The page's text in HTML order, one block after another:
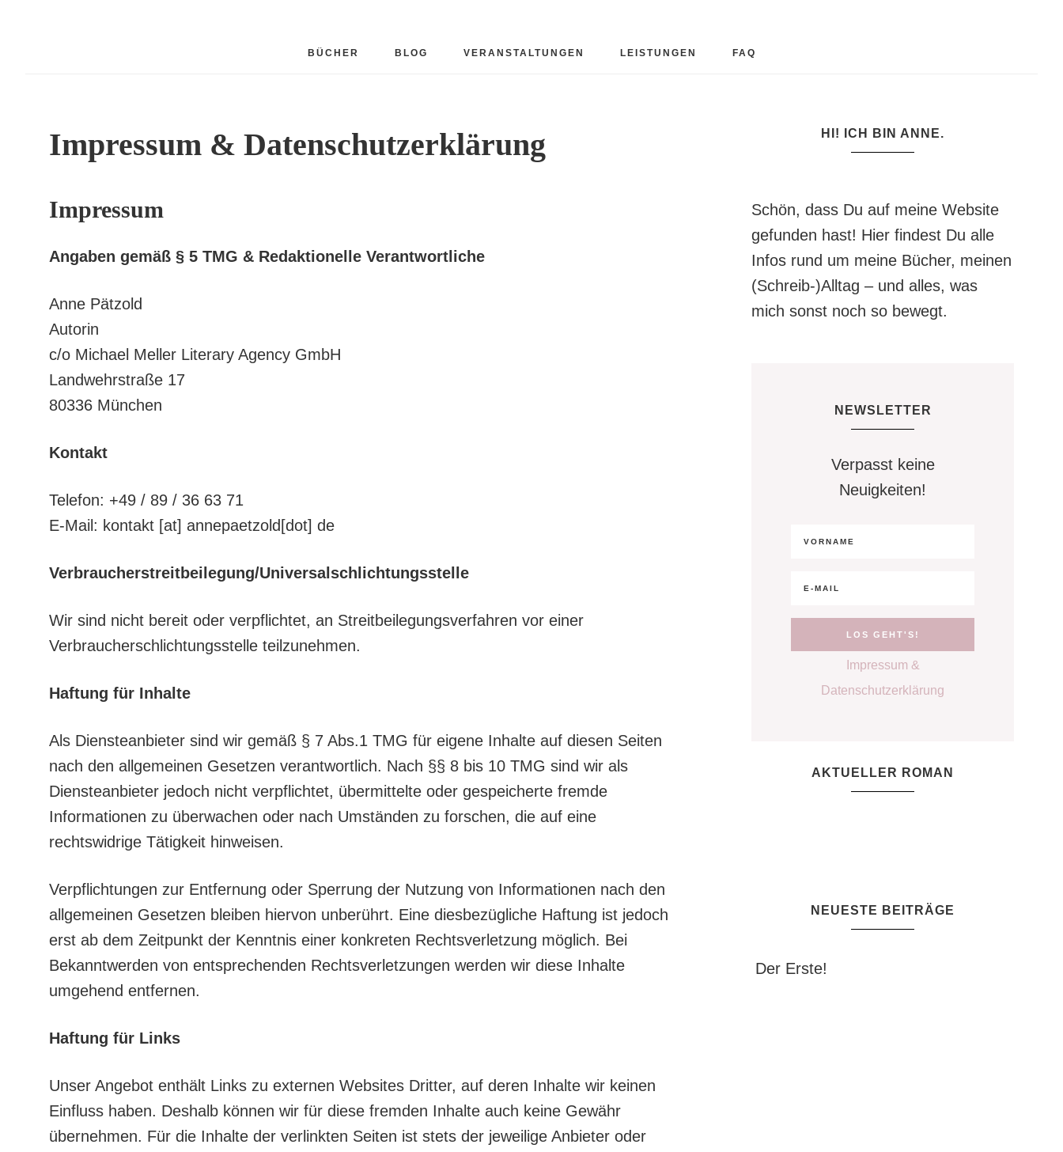
BÜCHER BLOG VERANSTALTUNGEN LEISTUNGEN FAQ
Impressum & Datenschutzerklärung
Impressum
Angaben gemäß § 5 TMG & Redaktionelle Verantwortliche
Anne Pätzold
Autorin
c/o Michael Meller Literary Agency GmbH
Landwehrstraße 17
80336 München
Kontakt
Telefon: +49 / 89 / 36 63 71
E-Mail: kontakt [at] annepaetzold[dot] de
Verbraucherstreitbeilegung/Universalschlichtungsstelle
Wir sind nicht bereit oder verpflichtet, an Streitbeilegungsverfahren vor einer
Verbraucherschlichtungsstelle teilzunehmen.
Haftung für Inhalte
Als Diensteanbieter sind wir gemäß § 7 Abs.1 TMG für eigene Inhalte auf diesen Seiten
nach den allgemeinen Gesetzen verantwortlich. Nach §§ 8 bis 10 TMG sind wir als
Diensteanbieter jedoch nicht verpflichtet, übermittelte oder gespeicherte fremde
Informationen zu überwachen oder nach Umständen zu forschen, die auf eine
rechtswidrige Tätigkeit hinweisen.
Verpflichtungen zur Entfernung oder Sperrung der Nutzung von Informationen nach den
allgemeinen Gesetzen bleiben hiervon unberührt. Eine diesbezügliche Haftung ist jedoch
erst ab dem Zeitpunkt der Kenntnis einer konkreten Rechtsverletzung möglich. Bei
Bekanntwerden von entsprechenden Rechtsverletzungen werden wir diese Inhalte
umgehend entfernen.
Haftung für Links
Unser Angebot enthält Links zu externen Websites Dritter, auf deren Inhalte wir keinen
Einfluss haben. Deshalb können wir für diese fremden Inhalte auch keine Gewähr
übernehmen. Für die Inhalte der verlinkten Seiten ist stets der jeweilige Anbieter oder
HI! ICH BIN ANNE.
Schön, dass Du auf meine Website
gefunden hast! Hier findest Du alle
Infos rund um meine Bücher, meinen
(Schreib-)Alltag – und alles, was
mich sonst noch so bewegt.
NEWSLETTER
Verpasst keine
Neuigkeiten!
Impressum &
Datenschutzerklärung
AKTUELLER ROMAN
NEUESTE BEITRÄGE
Der Erste!